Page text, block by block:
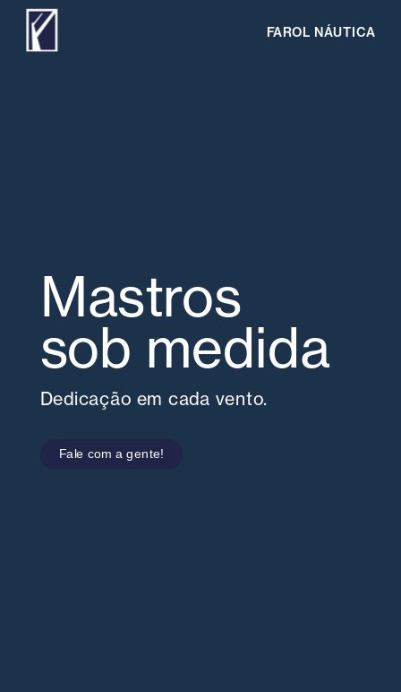
FAROL NÁUTICA
Fale com a gente!
Mastros
sob medida
Dedicação em cada vento.